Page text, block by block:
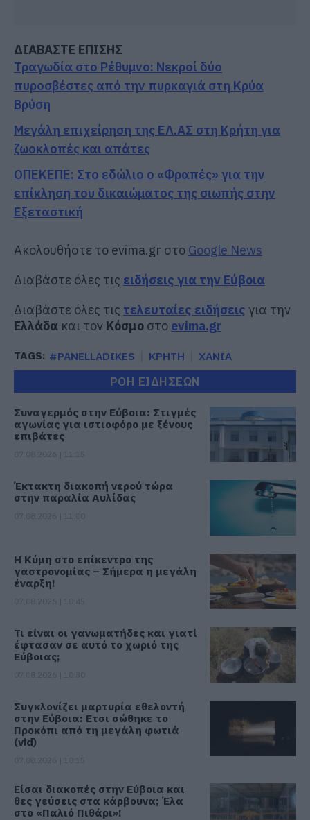
ΔΙΑΒΑΣΤΕ ΕΠΙΣΗΣ
Τραγωδία στο Ρέθυμνο: Νεκροί δύο
πυροσβέστες από την πυρκαγιά στη Κρύα
Βρύση
Μεγάλη επιχείρηση της ΕΛ.ΑΣ στη Κρήτη για
ζωοκλοπές και απάτες
ΟΠΕΚΕΠΕ: Στο εδώλιο ο «Φραπές» για την
επίκληση του δικαιώματος της σιωπής στην
Εξεταστική
Ακολουθήστε το evima.gr στο Google News
Διαβάστε όλες τις ειδήσεις για την Εύβοια
Διαβάστε όλες τις τελευταίες ειδήσεις για την
Ελλάδα και τον Κόσμο στο evima.gr
TAGS: #PANELLADIKES ΚΡΗΤΗ ΧΑΝΙΑ
ΡΟΗ ΕΙΔΗΣΕΩΝ
Συναγερμός στην Εύβοια: Στιγμές
αγωνίας για ιστιοφόρο με ξένους
επιβάτες
Έκτακτη διακοπή νερού τώρα
στην παραλία Αυλίδας
Η Κύμη στο επίκεντρο της
γαστρονομίας – Σήμερα η μεγάλη
έναρξη!
Τι είναι οι γανωματήδες και γιατί
έφτασαν σε αυτό το χωριό της
Εύβοιας;
Συγκλονίζει μαρτυρία εθελοντή
στην Εύβοια: Ετσι σώθηκε το
Προκόπι από τη μεγάλη φωτιά
(vid)
Είσαι διακοπές στην Εύβοια και
θες γεύσεις στα κάρβουνα; Έλα
στο «Παλιό Πιθάρι»!